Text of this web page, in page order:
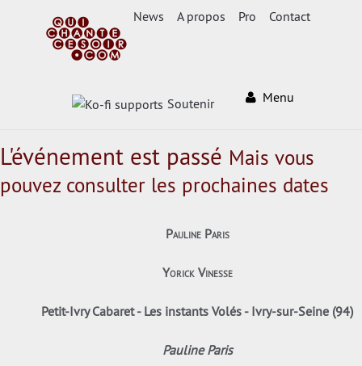
News A propos Pro Contact
Soutenir Menu
L'événement est passé Mais vous
pouvez consulter les prochaines dates
Pauline Paris
Yorick Vinesse
Petit-Ivry Cabaret - Les instants Volés - Ivry-sur-Seine (94)
Pauline Paris